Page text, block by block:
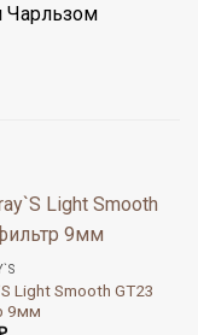
Чарльзом
Light Smooth GT23
9мм